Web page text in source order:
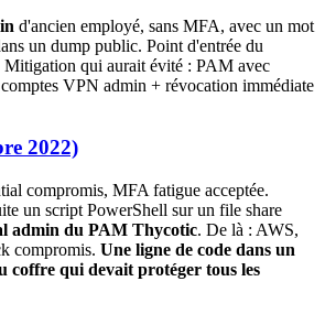
d'ancien employé, sans MFA, avec un mot
un dump public. Point d'entrée du
Mitigation qui aurait évité : PAM avec
VPN admin + révocation immédiate
2022)
compromis, MFA fatigue acceptée.
un script PowerShell sur un file share
admin du PAM Thycotic. De là : AWS,
compromis. Une ligne de code dans un
coffre qui devait protéger tous les